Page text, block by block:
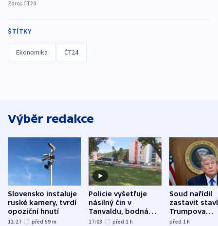
Zdroj: ČT24
ŠTÍTKY
Ekonomika ČT24
Výběr redakce
Slovensko instaluje
ruské kamery, tvrdí
opoziční hnutí
12:27 před 59 m
Policie vyšetřuje
násilný čin v
Tanvaldu, bodná
zranění při něm
17:03 před 1 h
Soud nařídil
zastavit
Trumpova
tanečního
před 1h